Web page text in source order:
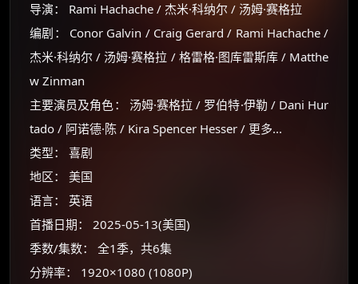
导演： Rami Hachache / 杰米·科纳尔 / 汤姆·赛格拉
编剧： Conor Galvin / Craig Gerard / Rami Hachache /
杰米·科纳尔 / 汤姆·赛格拉 / 格雷格·图库雷斯库 / Matthe
w Zinman
主要演员及角色： 汤姆·赛格拉 / 罗伯特·伊勒 / Dani Hur
tado / 阿诺德·陈 / Kira Spencer Hesser / 更多...
类型： 喜剧
地区： 美国
语言： 英语
首播日期： 2025-05-13(美国)
季数/集数： 全1季，共6集
分辨率： 1920×1080 (1080P)
🧧 福利领取站
☕
朋友们辛苦了 💦
你需要的各种会员，都可低价购买！